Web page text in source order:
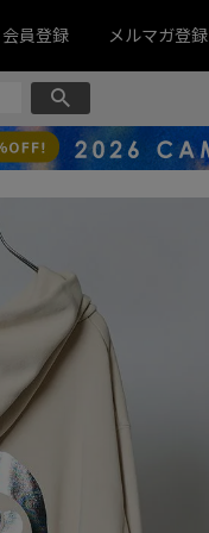
会員登録 メルマガ登録